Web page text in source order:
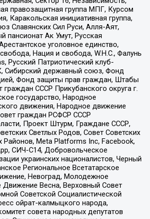
правозащитная группа МПГ, Курсом
Каракольская инициативная группа,
Славянских Сил Руси, Алля-Аят,
пансионат Ак Умут, Русская
уголовное единство,
Нация и свобода, W.H.С., Фалунь
Русский Патриотический клуб-
Сибирский державный союз, Фонд
Фонд защиты прав граждан, Штабы
граждан СССР Прикубанского округа г.
государство, Народное
движения, Народное движение
граждан РСФСР СССР
Проект Штурм, Граждане СССР,
Светлых Родов, Совет Советских
Районов, Meta Platforms Inc, Facebook,
СИЧ-С14, Добровольческое
украинских националистов, Черный
Региональное Всетатарское
Невоград, Молодежное
Весна, Верховный Совет
Советской Социалистической
ойрат-калмыцкого народа,
совета народных депутатов